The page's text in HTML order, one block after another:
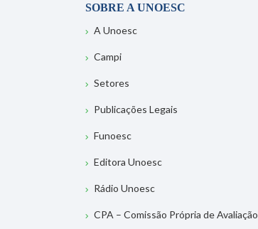
SOBRE A UNOESC
A Unoesc
Campi
Setores
Publicações Legais
Funoesc
Editora Unoesc
Rádio Unoesc
CPA – Comissão Própria de Avaliação